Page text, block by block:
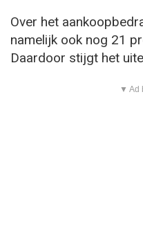
Over het
namelijk ook nog 21
Daardoor stijgt het
▼ Ad